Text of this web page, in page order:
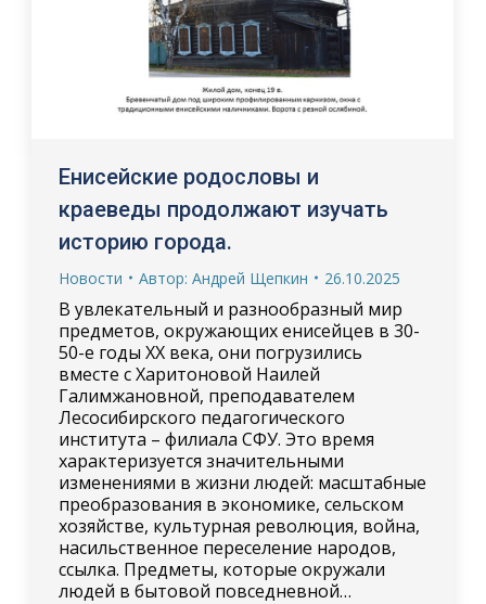
Енисейские родословы и
краеведы продолжают изучать
историю города.
Новости Автор: Андрей Щепкин 26.10.2025
В увлекательный и разнообразный мир
предметов, окружающих енисейцев в 30-
50-е годы XX века, они погрузились
вместе с Харитоновой Наилей
Галимжановной, преподавателем
Лесосибирского педагогического
института – филиала СФУ. Это время
характеризуется значительными
изменениями в жизни людей: масштабные
преобразования в экономике, сельском
хозяйстве, культурная революция, война,
насильственное переселение народов,
ссылка. Предметы, которые окружали
людей в бытовой повседневной…